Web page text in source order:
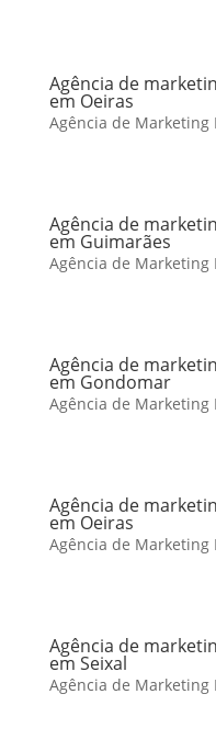
Agência de
em Oeiras
Agência de Marketing
Agência de
em Guimarães
Agência de Marketing
Agência de
em Gondomar
Agência de Marketing
Agência de
em Oeiras
Agência de Marketing
Agência de
em Seixal
Agência de Marketing